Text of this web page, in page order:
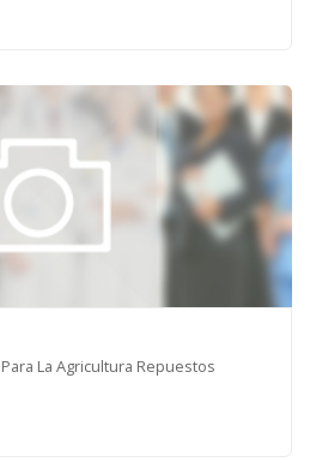
La Agricultura Repuestos